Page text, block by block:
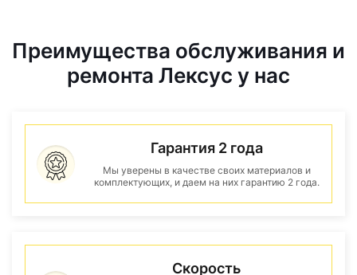
Преимущества обслуживания и
ремонта Лексус у нас
Гарантия 2 года
Мы уверены в качестве своих материалов и
комплектующих, и даем на них гарантию 2 года.
Скорость